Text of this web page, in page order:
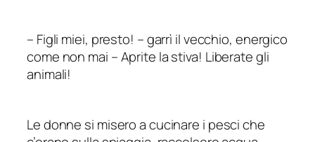
– Figli miei, presto! –garrì il vecchio, energico
come non mai – Aprite la stiva! Liberate gli
animali!
Le donne si misero a cucinare i pesci che